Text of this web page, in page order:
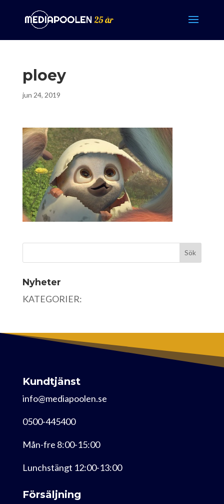
ploey
jun 24, 2019
Nyheter
KATEGORIER:
Kundtjänst
info@mediapoolen.se
0500-445400
Mån-fre 8:00-15:00
Lunchstängt 12:00-13:00
Försäljning